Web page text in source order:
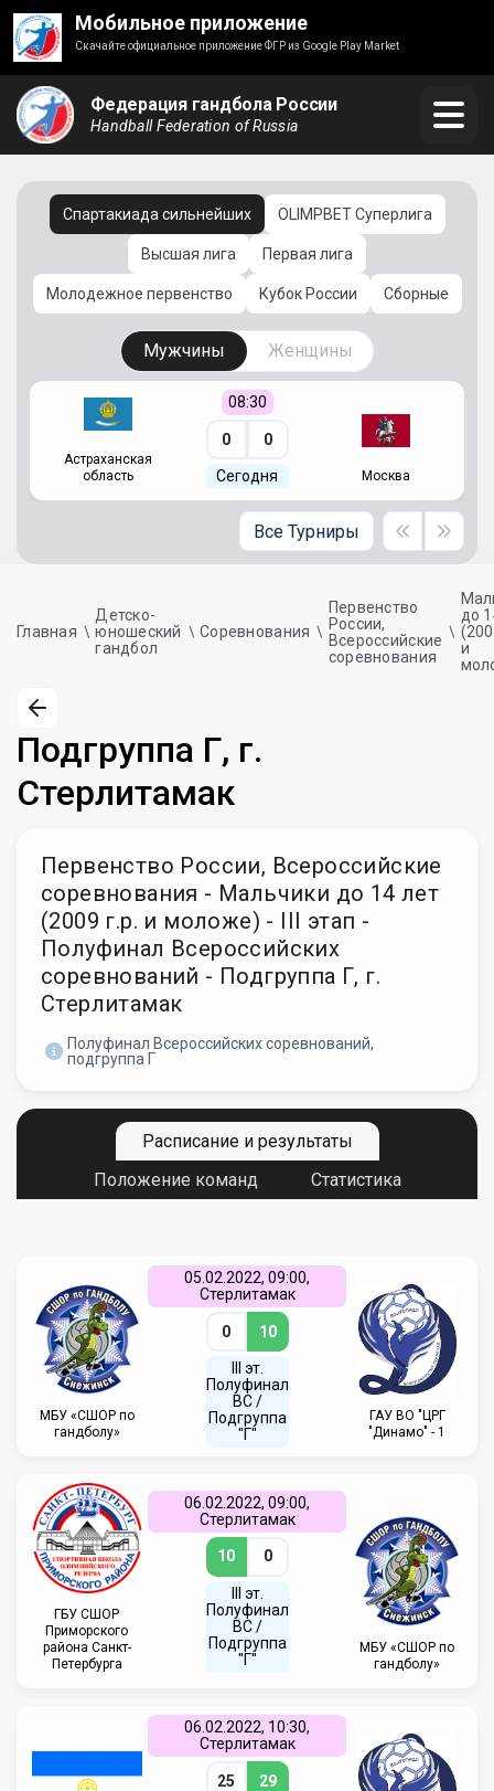
Мобильное приложение
Скачайте официальное приложение ФГР из Google Play Market
Федерация гандбола России
Handball Federation of Russia
Спартакиада сильнейших OLIMPBET Суперлига
Высшая лига Первая лига
Молодежное первенство Кубок России Сборные
Мужчины Женщины
Астраханская
область
08:30
0 0
Сегодня Москва
Все Турниры
Главная
Детско-
юношеский
гандбол
Соревнования
Первенство
России,
Всероссийские
соревнования
до
и
Подгруппа Г, г.
Стерлитамак
Первенство России, Всероссийские
соревнования - Мальчики до 14 лет
(2009 г.р. и моложе) - III этап -
Полуфинал Всероссийских
соревнований - Подгруппа Г, г.
Стерлитамак
Полуфинал Всероссийских соревнований,
подгруппа Г
Расписание и результаты
Положение команд
Статистика
МБУ «СШОР по
гандболу»
05.02.2022, 09:00,
Стерлитамак
0 10
III эт.
Полуфинал
ВC /
Подгруппа
"Г"
ГАУ ВО "ЦРГ
"Динамо" - 1
ГБУ СШОР
Приморского
района Санкт-
Петербурга
06.02.2022, 09:00,
Стерлитамак
10 0
III эт.
Полуфинал
ВC /
Подгруппа
"Г"
МБУ «СШОР по
гандболу»
06.02.2022, 10:30,
Стерлитамак
25 29